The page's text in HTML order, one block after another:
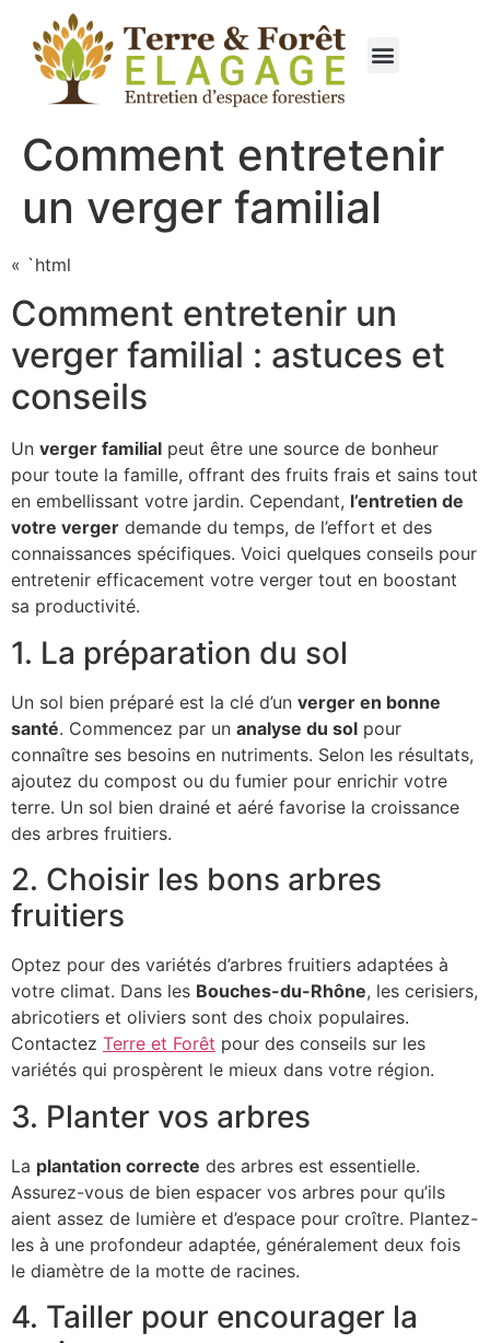
Comment entretenir
un verger familial
« `html
Comment entretenir un
verger familial : astuces et
conseils
Un verger familial peut être une source de bonheur
pour toute la famille, offrant des fruits frais et sains tout
en embellissant votre jardin. Cependant, l’entretien de
votre verger demande du temps, de l’effort et des
connaissances spécifiques. Voici quelques conseils pour
entretenir efficacement votre verger tout en boostant
sa productivité.
1. La préparation du sol
Un sol bien préparé est la clé d’un verger en bonne
santé. Commencez par un analyse du sol pour
connaître ses besoins en nutriments. Selon les résultats,
ajoutez du compost ou du fumier pour enrichir votre
terre. Un sol bien drainé et aéré favorise la croissance
des arbres fruitiers.
2. Choisir les bons arbres
fruitiers
Optez pour des variétés d’arbres fruitiers adaptées à
votre climat. Dans les Bouches-du-Rhône, les cerisiers,
abricotiers et oliviers sont des choix populaires.
Contactez Terre et Forêt pour des conseils sur les
variétés qui prospèrent le mieux dans votre région.
3. Planter vos arbres
La plantation correcte des arbres est essentielle.
Assurez-vous de bien espacer vos arbres pour qu’ils
aient assez de lumière et d’espace pour croître. Plantez-
les à une profondeur adaptée, généralement deux fois
le diamètre de la motte de racines.
4. Tailler pour encourager la